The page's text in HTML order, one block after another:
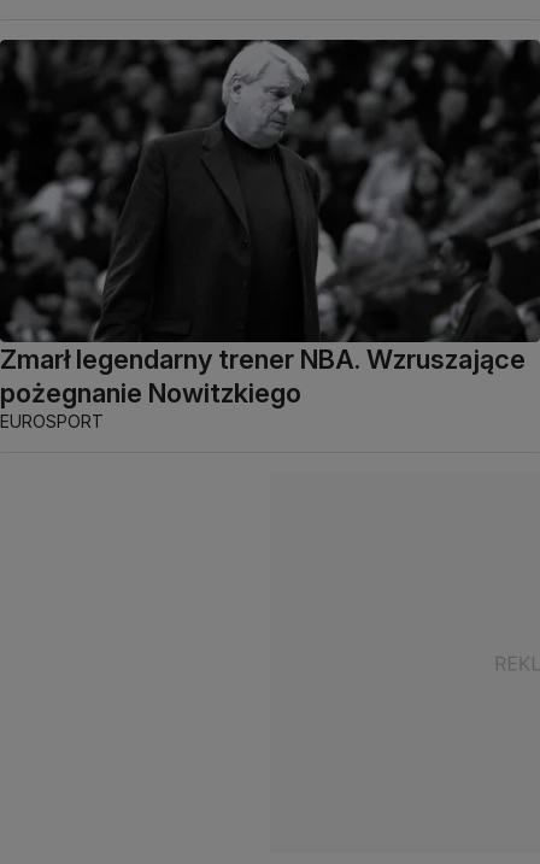
Zmarł legendarny trener NBA. Wzruszające
pożegnanie Nowitzkiego
EUROSPORT